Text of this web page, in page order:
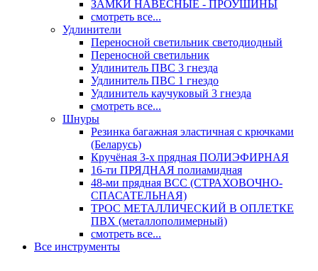
ЗАМКИ НАВЕСНЫЕ - ПРОУШИНЫ
смотреть все...
Удлинители
Переносной светильник светодиодный
Переносной светильник
Удлинитель ПВС 3 гнезда
Удлинитель ПВС 1 гнездо
Удлинитель каучуковый 3 гнезда
смотреть все...
Шнуры
Резинка багажная эластичная с крючками
(Беларусь)
Кручёная 3-х прядная ПОЛИЭФИРНАЯ
16-ти ПРЯДНАЯ полиамидная
48-ми прядная ВСС (СТРАХОВОЧНО-
СПАСАТЕЛЬНАЯ)
ТРОС МЕТАЛЛИЧЕСКИЙ В ОПЛЕТКЕ
ПВХ (металлополимерный)
смотреть все...
Все инструменты